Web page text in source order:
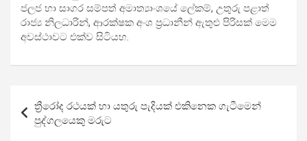
ජලජ හා සාගර සම්පත් අමාත්‍යාංශයේ ලේකම්, උතුරු පළාත්
රාජ්‍ය නිලධාරින්, ආරක්ෂක අංශ ප්‍රධානීන් ඇතුළු පිරිසක් මෙම
අවස්ථාවට එක්ව සිටියහ.
navigation
ත්‍රීරෝද රථයක් හා යතුරු පැදියක් එකිනෙක ගැටීමෙන්
පුද්ගලයෙකු මරු‍ට